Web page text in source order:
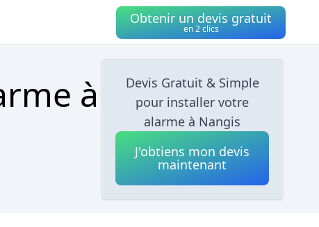
Obtenir un devis gratuit
en 2 clics
à
Devis Gratuit & Simple
pour installer votre
alarme à Nangis
J'obtiens mon devis
maintenant